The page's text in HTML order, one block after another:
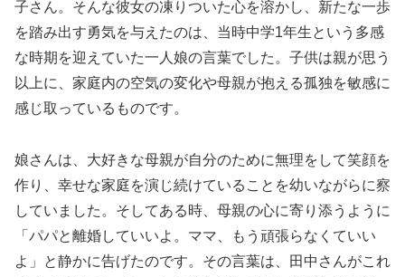
子さん。そんな彼女の凍りついた心を溶かし、新たな一歩
を踏み出す勇気を与えたのは、当時中学1年生という多感
な時期を迎えていた一人娘の言葉でした。子供は親が思う
以上に、家庭内の空気の変化や母親が抱える孤独を敏感に
感じ取っているものです。
娘さんは、大好きな母親が自分のために無理をして笑顔を
作り、幸せな家庭を演じ続けていることを幼いながらに察
していました。そしてある時、母親の心に寄り添うように
「パパと離婚していいよ。ママ、もう頑張らなくていい
よ」と静かに告げたのです。その言葉は、田中さんがこれ